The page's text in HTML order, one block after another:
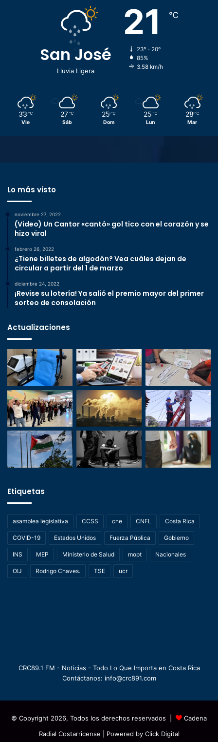
San José
Lluvia Ligera
21 ℃
23º - 20º
85%
3.58 km/h
33 ℃
Vie
27 ℃
Sáb
25 ℃
Dom
25 ℃
Lun
28 ℃
Mar
Lo más visto
noviembre 27, 2022
(Video) Un Cantor «cantó» gol tico con el corazón y se
hizo viral
febrero 26, 2022
¿Tiene billetes de algodón? Vea cuáles dejan de
circular a partir del 1 de marzo
diciembre 24, 2022
¡Revise su lotería! Ya salió el premio mayor del primer
sorteo de consolación
Actualizaciones
Etiquetas
asamblea legislativa CCSS cne CNFL Costa Rica
COVID-19 Estados Unidos Fuerza Pública Gobierno
INS MEP Ministerio de Salud mopt Nacionales
OIJ Rodrigo Chaves. TSE ucr
CRC89.1 FM - Noticias - Todo Lo Que Importa en Costa Rica
Contáctanos: info@crc891.com
© Copyright 2026, Todos los derechos reservados |
Cadena
Radial Costarricense | Powered by Click Digital